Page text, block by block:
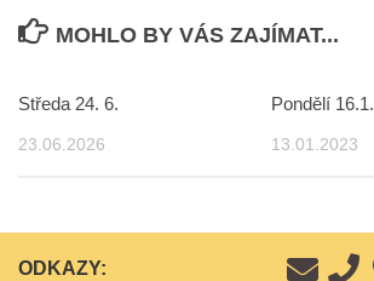
MOHLO BY VÁS ZAJÍMAT...
Středa 24. 6.
23.06.2026
Pondělí 16.1.
13.01.2023
ODKAZY: